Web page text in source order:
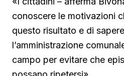
conoscere le motivazioni
questo risultato e di
l’amministrazione
campo per evitare che